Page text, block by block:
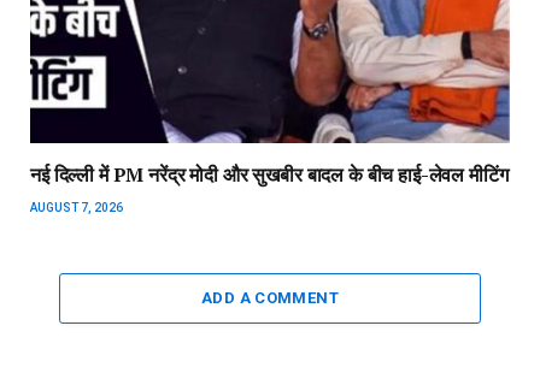
नई दिल्ली में PM नरेंद्र मोदी और सुखबीर बादल के बीच हाई-लेवल मीटिंग
AUGUST 7, 2026
ADD A COMMENT